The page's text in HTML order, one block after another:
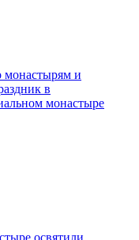
монастырям и
в
монастыре
освятили